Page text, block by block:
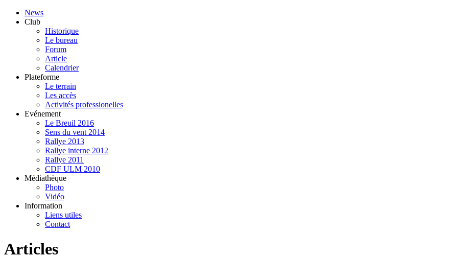
News
Club
Historique
Le bureau
Forum
Article
Calendrier
Plateforme
Le terrain
Les accès
Activités professionelles
Evénement
Le Breuil 2016
Sens du vent 2014
Rallye 2013
Rallye interne 2012
Rallye 2011
CDF ULM 2010
Médiathèque
Photo
Vidéo
Information
Liens utiles
Contact
Articles